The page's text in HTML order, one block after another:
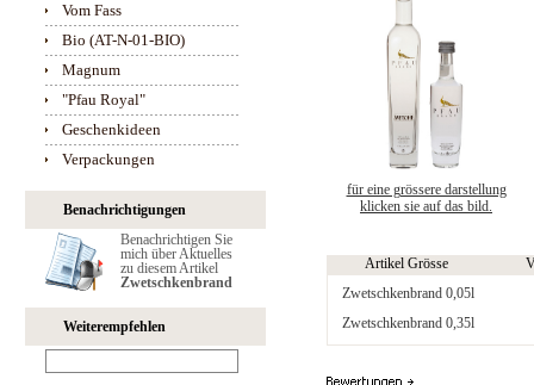
Vom Fass
Bio (AT-N-01-BIO)
Magnum
"Pfau Royal"
Geschenkideen
Verpackungen
Benachrichtigungen
Benachrichtigen Sie
mich über Aktuelles
zu diesem Artikel
Zwetschkenbrand
Weiterempfehlen
für eine grössere darstellung
klicken sie auf das bild.
Artikel Grösse
Zwetschkenbrand 0,05l
Zwetschkenbrand 0,35l